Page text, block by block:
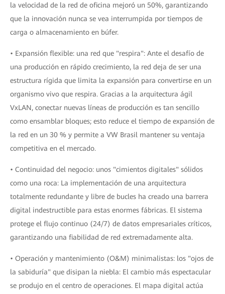
la velocidad de la red de oficina mejoró un 50%, garantizando
que la innovación nunca se vea interrumpida por tiempos de
carga o almacenamiento en búfer.
• Expansión flexible: una red que "respira": Ante el desafío de
una producción en rápido crecimiento, la red deja de ser una
estructura rígida que limita la expansión para convertirse en un
organismo vivo que respira. Gracias a la arquitectura ágil
VxLAN, conectar nuevas líneas de producción es tan sencillo
como ensamblar bloques; esto reduce el tiempo de expansión de
la red en un 30 % y permite a VW Brasil mantener su ventaja
competitiva en el mercado.
• Continuidad del negocio: unos "cimientos digitales" sólidos
como una roca: La implementación de una arquitectura
totalmente redundante y libre de bucles ha creado una barrera
digital indestructible para estas enormes fábricas. El sistema
protege el flujo continuo (24/7) de datos empresariales críticos,
garantizando una fiabilidad de red extremadamente alta.
• Operación y mantenimiento (O&M) minimalistas: los "ojos de
la sabiduría" que disipan la niebla: El cambio más espectacular
se produjo en el centro de operaciones. El mapa digital actúa